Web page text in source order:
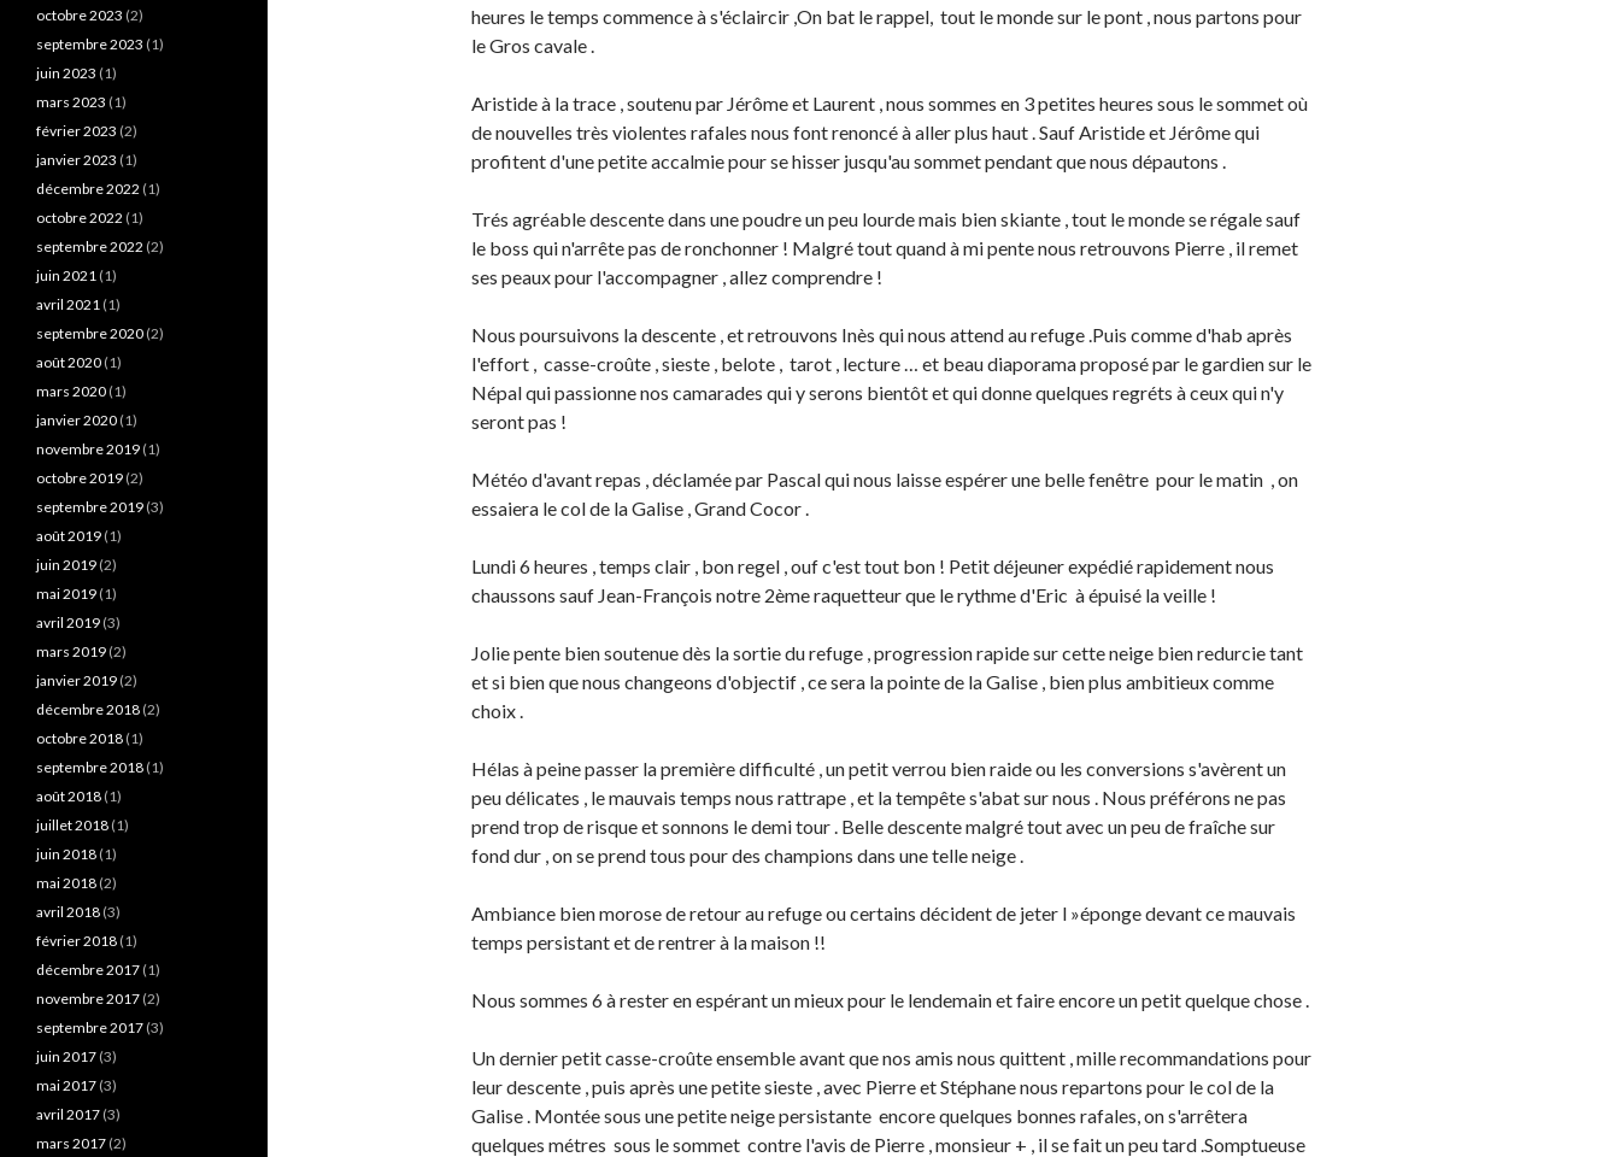
heures le temps commence à s'éclaircir ,On bat le rappel, tout le monde sur le pont , nous partons pour
le Gros cavale .
Aristide à la trace , soutenu par Jérôme et Laurent , nous sommes en 3 petites heures sous le sommet où
de nouvelles très violentes rafales nous font renoncé à aller plus haut . Sauf Aristide et Jérôme qui
profitent d'une petite accalmie pour se hisser jusqu'au sommet pendant que nous dépautons .
Trés agréable descente dans une poudre un peu lourde mais bien skiante , tout le monde se régale sauf
le boss qui n'arrête pas de ronchonner ! Malgré tout quand à mi pente nous retrouvons Pierre , il remet
ses peaux pour l'accompagner , allez comprendre !
Nous poursuivons la descente , et retrouvons Inès qui nous attend au refuge .Puis comme d'hab après
l'effort , casse-croûte , sieste , belote , tarot , lecture … et beau diaporama proposé par le gardien sur le
Népal qui passionne nos camarades qui y serons bientôt et qui donne quelques regréts à ceux qui n'y
seront pas !
Météo d'avant repas , déclamée par Pascal qui nous laisse espérer une belle fenêtre pour le matin , on
essaiera le col de la Galise , Grand Cocor .
Lundi 6 heures , temps clair , bon regel , ouf c'est tout bon ! Petit déjeuner expédié rapidement nous
chaussons sauf Jean-François notre 2ème raquetteur que le rythme d'Eric à épuisé la veille !
Jolie pente bien soutenue dès la sortie du refuge , progression rapide sur cette neige bien redurcie tant
et si bien que nous changeons d'objectif , ce sera la pointe de la Galise , bien plus ambitieux comme
choix .
Hélas à peine passer la première difficulté , un petit verrou bien raide ou les conversions s'avèrent un
peu délicates , le mauvais temps nous rattrape , et la tempête s'abat sur nous . Nous préférons ne pas
prend trop de risque et sonnons le demi tour . Belle descente malgré tout avec un peu de fraîche sur
fond dur , on se prend tous pour des champions dans une telle neige .
Ambiance bien morose de retour au refuge ou certains décident de jeter l »éponge devant ce mauvais
temps persistant et de rentrer à la maison !!
Nous sommes 6 à rester en espérant un mieux pour le lendemain et faire encore un petit quelque chose .
Un dernier petit casse-croûte ensemble avant que nos amis nous quittent , mille recommandations pour
leur descente , puis après une petite sieste , avec Pierre et Stéphane nous repartons pour le col de la
Galise . Montée sous une petite neige persistante encore quelques bonnes rafales, on s'arrêtera
quelques métres sous le sommet contre l'avis de Pierre , monsieur + , il se fait un peu tard .Somptueuse
octobre 2023 (2)
septembre 2023 (1)
juin 2023 (1)
mars 2023 (1)
février 2023 (2)
janvier 2023 (1)
décembre 2022 (1)
octobre 2022 (1)
septembre 2022 (2)
juin 2021 (1)
avril 2021 (1)
septembre 2020 (2)
août 2020 (1)
mars 2020 (1)
janvier 2020 (1)
novembre 2019 (1)
octobre 2019 (2)
septembre 2019 (3)
août 2019 (1)
juin 2019 (2)
mai 2019 (1)
avril 2019 (3)
mars 2019 (2)
janvier 2019 (2)
décembre 2018 (2)
octobre 2018 (1)
septembre 2018 (1)
août 2018 (1)
juillet 2018 (1)
juin 2018 (1)
mai 2018 (2)
avril 2018 (3)
février 2018 (1)
décembre 2017 (1)
novembre 2017 (2)
septembre 2017 (3)
juin 2017 (3)
mai 2017 (3)
avril 2017 (3)
mars 2017 (2)